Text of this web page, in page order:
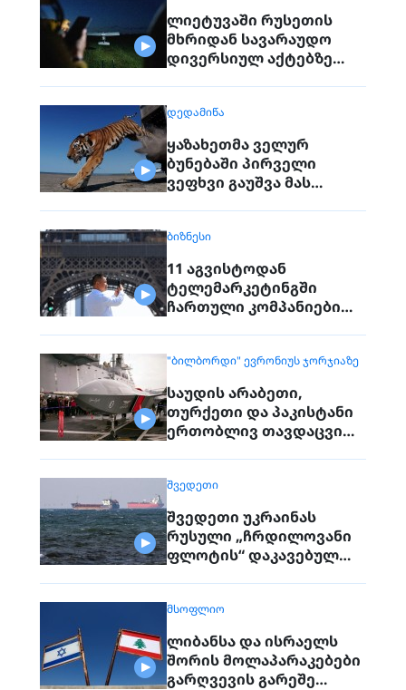
ლიეტუვაში რუსეთის
მხრიდან სავარაუდო
დივერსიულ აქტებზე
ᲓᲔᲓᲐᲛᲘᲬᲐ
ყაზახეთმა ველურ
ბუნებაში პირველი
ვეფხვი გაუშვა მას
გაქრა თურანული ვეფხვი
ᲑᲘᲖᲜᲔᲡᲘ
11 აგვისტოდან
ტელემარკეტინგში
ჩართული კომპანიები
მოქალაქეებს
"ᲑᲘᲚᲑᲝᲠᲓᲘ" ᲔᲕᲠᲝᲜᲘᲣᲡ ᲯᲝᲠᲯᲘᲐᲖᲔ
საუდის არაბეთი,
თურქეთი და პაკისტანი
ერთობლივ თავდაცვით
ᲨᲕᲔᲓᲔᲗᲘ
შვედეთი უკრაინას
რუსული „ჩრდილოვანი
ფლოტის“ დაკავებულ
ᲛᲡᲝᲤᲚᲘᲝ
ლიბანსა და ისრაელს
შორის მოლაპარაკებები
გარღვევის გარეშე